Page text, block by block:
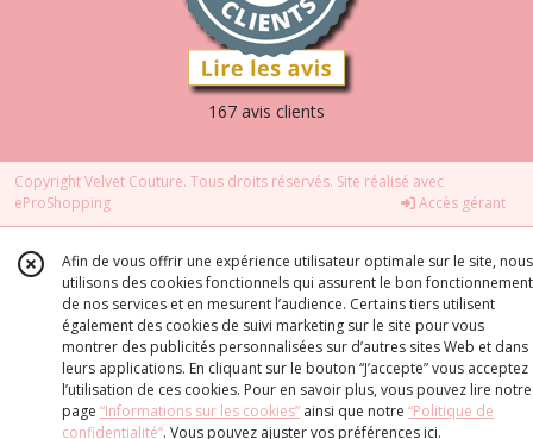
167 avis clients
Copyright Velvet Couture. Tous droits réservés. Site réalisé avec
eProShopping
Accès gérant
Afin de vous offrir une expérience utilisateur optimale sur le site, nous
utilisons des cookies fonctionnels qui assurent le bon fonctionnement
de nos services et en mesurent l’audience. Certains tiers utilisent
également des cookies de suivi marketing sur le site pour vous
montrer des publicités personnalisées sur d’autres sites Web et dans
leurs applications. En cliquant sur le bouton “J’accepte” vous acceptez
l’utilisation de ces cookies. Pour en savoir plus, vous pouvez lire notre
page “Informations sur les cookies” ainsi que notre “Politique de
confidentialité“. Vous pouvez ajuster vos préférences ici.